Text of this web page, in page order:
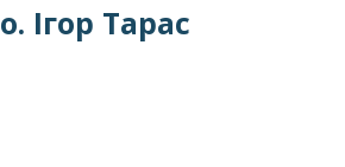
о. Ігор Тарас